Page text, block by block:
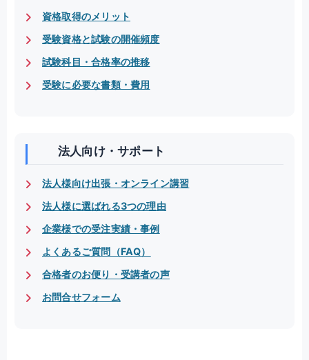
資格取得のメリット
受験資格と試験の開催頻度
試験科目・合格率の推移
受験に必要な書類・費用
法人向け・サポート
法人様向け出張・オンライン講習
法人様に選ばれる3つの理由
企業様での受注実績・事例
よくあるご質問（FAQ）
合格者のお便り・受講者の声
お問合せフォーム